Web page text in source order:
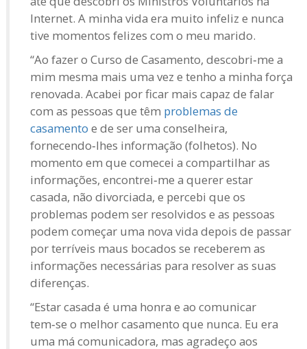
Internet. A minha vida era muito infeliz e nunca
tive momentos felizes com o meu marido.
“Ao fazer o Curso de Casamento, descobri‑me a
mim mesma mais uma vez e tenho a minha força
renovada. Acabei por ficar mais capaz de falar
com as pessoas que têm problemas de
casamento e de ser uma conselheira,
fornecendo‑lhes informação (folhetos). No
momento em que comecei a compartilhar as
informações, encontrei‑me a querer estar
casada, não divorciada, e percebi que os
problemas podem ser resolvidos e as pessoas
podem começar uma nova vida depois de passar
por terríveis maus bocados se receberem as
informações necessárias para resolver as suas
diferenças.
“Estar casada é uma honra e ao comunicar
tem‑se o melhor casamento que nunca. Eu era
uma má comunicadora, mas agradeço aos